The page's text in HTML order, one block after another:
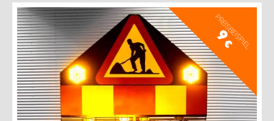
PREISBEISPIEL
9
€